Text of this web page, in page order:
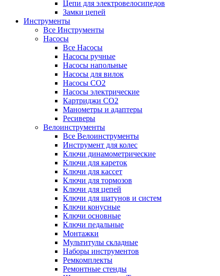
Цепи для электровелосипедов
Замки цепей
Инструменты
Все Инструменты
Насосы
Все Насосы
Насосы ручные
Насосы напольные
Насосы для вилок
Насосы CO2
Насосы электрические
Картриджи CO2
Манометры и адаптеры
Ресиверы
Велоинструменты
Все Велоинструменты
Инструмент для колес
Ключи динамометрические
Ключи для кареток
Ключи для кассет
Ключи для тормозов
Ключи для цепей
Ключи для шатунов и систем
Ключи конусные
Ключи основные
Ключи педальные
Монтажки
Мультитулы складные
Наборы инструментов
Ремкомплекты
Ремонтные стенды